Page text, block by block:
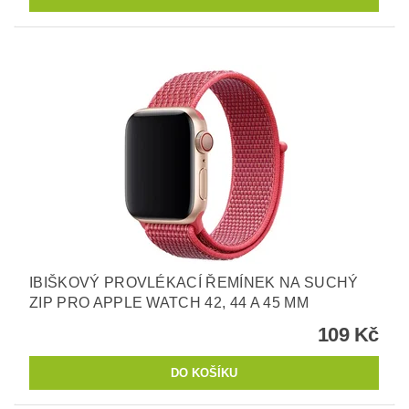
IBIŠKOVÝ PROVLÉKACÍ ŘEMÍNEK NA SUCHÝ
ZIP PRO APPLE WATCH 42, 44 A 45 MM
109 Kč